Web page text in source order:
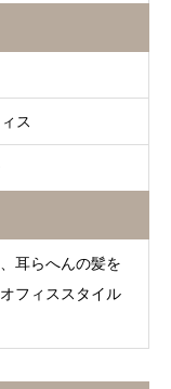
ス
耳らへんの髪を
フィススタイル